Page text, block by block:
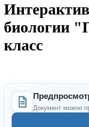
биологии
класс
Документ можно